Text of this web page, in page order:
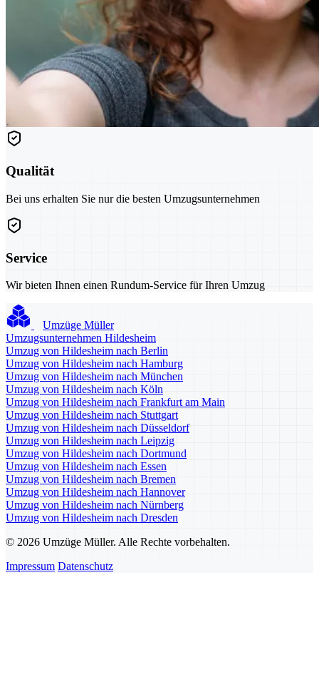
Qualität
Bei uns erhalten Sie nur die besten Umzugsunternehmen
Service
Wir bieten Ihnen einen Rundum-Service für Ihren Umzug
Umzüge Müller
Umzugsunternehmen Hildesheim
Umzug von Hildesheim nach Berlin
Umzug von Hildesheim nach Hamburg
Umzug von Hildesheim nach München
Umzug von Hildesheim nach Köln
Umzug von Hildesheim nach Frankfurt am Main
Umzug von Hildesheim nach Stuttgart
Umzug von Hildesheim nach Düsseldorf
Umzug von Hildesheim nach Leipzig
Umzug von Hildesheim nach Dortmund
Umzug von Hildesheim nach Essen
Umzug von Hildesheim nach Bremen
Umzug von Hildesheim nach Hannover
Umzug von Hildesheim nach Nürnberg
Umzug von Hildesheim nach Dresden
© 2026 Umzüge Müller. Alle Rechte vorbehalten.
Impressum Datenschutz